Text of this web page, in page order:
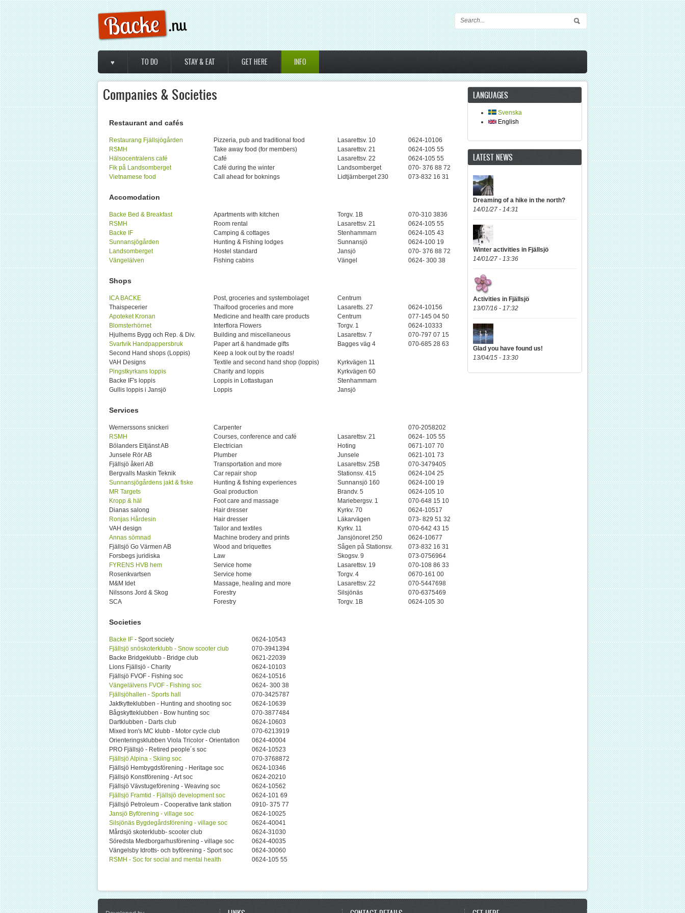
Search form
Main menu
♥ TO DO STAY & EAT GET HERE INFO
Companies & Societies
Restaurant and cafés
Restaurang Fjällsjögården Pizzeria, pub and traditional food Lasarettsv. 10
0624-10106
RSMH
Take away food (for members) Lasarettsv. 21
0624-105 55
Hälsocentralens café
Café Lasarettsv. 22
0624-105 55
Fik på Landsomberget
Café during the winter Landsomberget
070- 376 88 72
Vietnamese food
Call ahead for boknings Lidtjärnberget 230 073-832 16 31
Accomodation
Backe Bed & Breakfast Apartments with kitchen Torgv. 1B
070-310 3836
RSMH
Room rental Lasarettsv. 21
0624-105 55
Backe IF
Camping & cottages Stenhammarn
0624-105 43
Sunnansjögården
Hunting & Fishing lodges Sunnansjö
0624-100 19
Landsomberget
Hostel standard Jansjö
070- 376 88 72
Vängelälven
Fishing cabins Vängel 0624- 300 38
Shops
ICA BACKE Post, groceries and systembolaget
Centrum
Thaispecerier
Thaifood groceries and more Lasaretts. 27
0624-10156
Apoteket Kronan
Medicine and health care products Centrum
077-145 04 50
Blomsterhörnet
Interflora Flowers Torgv. 1
0624-10333
Hjulhems Bygg och Rep. & Div.
Building and miscellaneous Lasarettsv. 7
070-797 07 15
Svartvik Handpappersbruk
Paper art & handmade gifts Bagges väg 4
070-685 28 63
Second Hand shops (Loppis)
Keep a look out by the roads!
VAH Designs
Textile and second hand shop (loppis)
Kyrkvägen 11
Pingstkyrkans loppis
Charity and loppis
Kyrkvägen 60
Backe IF's loppis
Loppis in Lottastugan
Stenhammarn
Gullis loppis i Jansjö
Loppis Jansjö
Services
Wernerssons snickeri Carpenter
070-2058202
RSMH
Courses, conference and café Lasarettsv. 21
0624- 105 55
Bölanders Eltjänst AB
Electrician Hoting
0671-107 70
Junsele Rör AB
Plumber Junsele
0621-101 73
Fjällsjö åkeri AB
Transportation and more Lasarettsv. 25B
070-3479405
Bergvalls Maskin Teknik
Car repair shop Stationsv. 415
0624-104 25
Sunnansjögårdens jakt & fiske
Hunting & fishing experiences Sunnansjö 160
0624-100 19
MR Targets
Goal production Brandv. 5
0624-105 10
Kropp & häl
Foot care and massage Mariebergsv. 1
070-648 15 10
Dianas salong
Hair dresser Kyrkv. 70
0624-10517
Ronjas Hårdesin
Hair dresser Läkarvägen
073- 829 51 32
VAH design
Tailor and textiles Kyrkv. 11
070-642 43 15
Annas sömnad
Machine brodery and prints Jansjönoret 250
0624-10677
Fjällsjö Go Värmen AB
Wood and briquettes Sågen på Stationsv.
073-832 16 31
Forsbegs juridiska
Law Skogsv. 9
073-0756964
FYRENS HVB hem
Service home Lasarettsv. 19
070-108 86 33
Rosenkvartsen
Service home Torgv. 4
0670-161 00
M&M Idet
Massage, healing and more Lasarettsv. 22
070-5447698
Nilssons Jord & Skog
Forestry Silsjönäs
070-6375469
SCA
Forestry Torgv. 1B 0624-105 30
Societies
Backe IF - Sport society
0624-10543
Fjällsjö snöskoterklubb - Snow scooter club
070-3941394
Backe Bridgeklubb - Bridge club
0621-22039
Lions Fjällsjö - Charity
0624-10103
Fjällsjö FVOF - Fishing soc
0624-10516
Vängelälvens FVOF - Fishing soc
0624- 300 38
Fjällsjöhallen - Sports hall
070-3425787
Jaktkytteklubben - Hunting and shooting soc
0624-10639
Bågskytteklubben - Bow hunting soc
070-3877484
Dartklubben - Darts club
0624-10603
Mixed Iron's MC klubb - Motor cycle club
070-6213919
Orienteringsklubben Viola Tricolor - Orientation
0624-40004
PRO Fjällsjö - Retired people´s soc
0624-10523
Fjällsjö Alpina - Skiing soc
070-3768872
Fjällsjö Hembygdsförening - Heritage soc
0624-10346
Fjällsjö Konstförening - Art soc
0624-20210
Fjällsjö Vävstugeförening - Weaving soc
0624-10562
Fjällsjö Framtid - Fjällsjö development soc
0624-101 69
Fjällsjö Petroleum - Cooperative tank station
0910- 375 77
Jansjö Byförening - village soc
0624-10025
Silsjönäs Bygdegårdsförening - village soc
0624-40041
Mårdsjö skoterklubb- scooter club
0624-31030
Söredsta Medborgarhusförening - village soc
0624-40035
Vängelsby Idrotts- och byförening - Sport soc
0624-30060
RSMH - Soc for social and mental health
0624-105 55
LANGUAGES
Svenska
English
LATEST NEWS
Dreaming of a hike in the north?
14/01/27 - 14:31
Winter activities in Fjällsjö
14/01/27 - 13:36
Activities in Fjällsjö
13/07/16 - 17:32
Glad you have found us!
13/04/15 - 13:30